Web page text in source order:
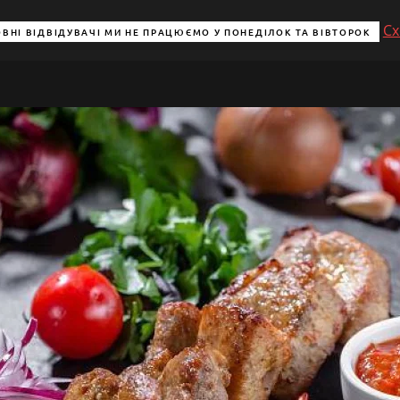
ВІДВІДУВАЧІ МИ НЕ ПРАЦЮЄМО У ПОНЕДІЛОК ТА ВІВТОРОК